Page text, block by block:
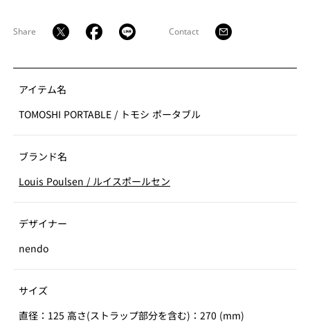
Share Contact
アイテム名
TOMOSHI PORTABLE / トモシ ポータブル
ブランド名
Louis Poulsen / ルイスポールセン
デザイナー
nendo
サイズ
直径：125 高さ(ストラップ部分を含む)：270 (mm)